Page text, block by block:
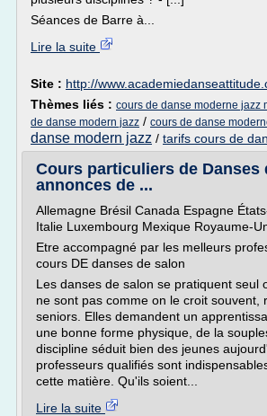
Séances de Barre à...
Lire la suite
Site : http://
Thèmes liés : cours de danse moderne jazz
de danse modern jazz / cours de danse
danse modern jazz / tarifs cours de
Cours particuliers de Danses
annonces de ...
Allemagne Brésil Canada Espagne
Italie Luxembourg Mexique Royaume-
Etre accompagné par les melleurs
cours DE danses de salon
Les danses de salon se pratiquent seul
ne sont pas comme on le croit souvent,
seniors. Elles demandent un
une bonne forme physique, de la
discipline séduit bien des jeunes
professeurs qualifiés sont
cette matière. Qu'ils soient...
Lire la suite